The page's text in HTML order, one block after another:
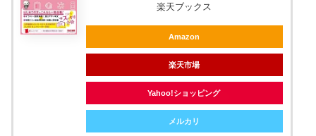
楽天ブックス
Amazon
楽天市場
Yahoo!ショッピング
メルカリ